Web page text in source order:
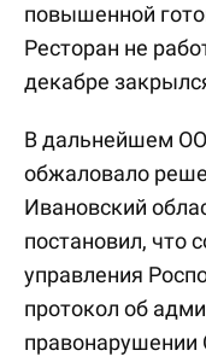
повышенной
Ресторан не
декабре
В дальнейшем
обжаловало
Ивановский
постановил, что
управления
протокол об
правонарушении